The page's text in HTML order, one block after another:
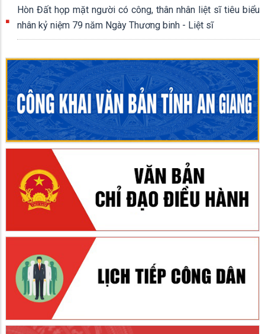
Hòn Đất họp mặt người có công, thân nhân liệt sĩ tiêu biểu
nhân kỷ niệm 79 năm Ngày Thương binh - Liệt sĩ